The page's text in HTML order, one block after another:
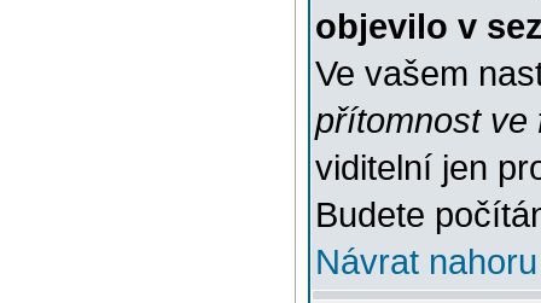
objevilo v
Ve vašem
přítomnost ve
viditelní jen
Budete
Návrat nahoru